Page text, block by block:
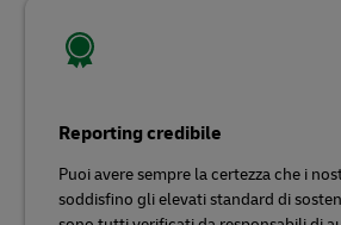
Reporting credibile
Puoi avere sempre la certezza che i
soddisfino gli elevati standard di